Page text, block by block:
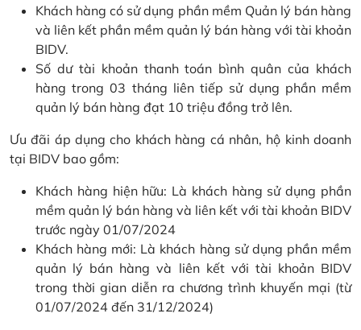
Khách hàng có sử dụng phần mềm Quản lý bán hàng
và liên kết phần mềm quản lý bán hàng với tài khoản
BIDV.
Số dư tài khoản thanh toán bình quân của khách
hàng trong 03 tháng liên tiếp sử dụng phần mềm
quản lý bán hàng đạt 10 triệu đồng trở lên.
Ưu đãi áp dụng cho khách hàng cá nhân, hộ kinh doanh
tại BIDV bao gồm:
Khách hàng hiện hữu: Là khách hàng sử dụng phần
mềm quản lý bán hàng và liên kết với tài khoản BIDV
trước ngày 01/07/2024
Khách hàng mới: Là khách hàng sử dụng phần mềm
quản lý bán hàng và liên kết với tài khoản BIDV
trong thời gian diễn ra chương trình khuyến mại (từ
01/07/2024 đến 31/12/2024)